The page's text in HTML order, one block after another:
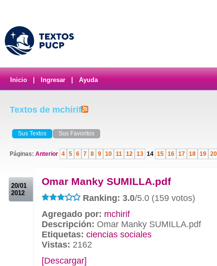
Inicio Ingresar Ayuda
Textos de mchirif
Sus Textos Sus Favoritos
Páginas: Anterior 4 5 6 7 8 9 10 11 12 13 14 15 16 17 18 19 20
20/01
2012
Omar Manky SUMILLA.pdf
Ranking: 3.0/5.0 (159 votos)
Agregado por: mchirif
Descripción: Omar Manky SUMILLA.pdf
Etiquetas: ciencias sociales
Vistas: 2162
[Descargar]